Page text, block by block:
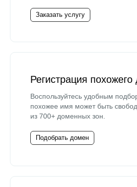
Заказать услугу
Регистрация
Воспользуйтесь удобным
похожее имя может быть
из 700+ доменных зон.
Подобрать домен